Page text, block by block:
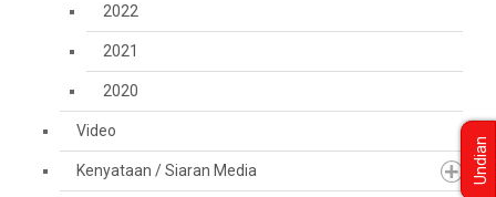
2022
2021
2020
Video
Kenyataan / Siaran Media Undian